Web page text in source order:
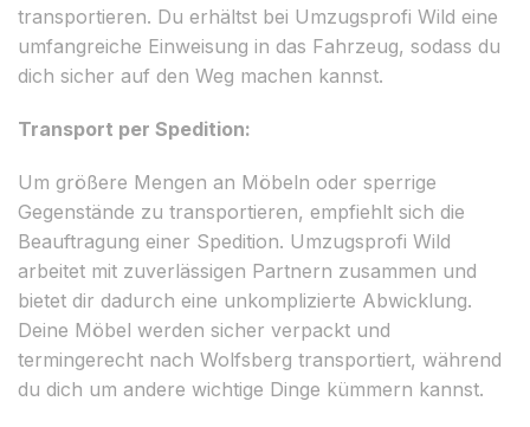
transportieren. Du erhältst bei Umzugsprofi Wild eine
umfangreiche Einweisung in das Fahrzeug, sodass du
dich sicher auf den Weg machen kannst.
Transport per Spedition:
Um größere Mengen an Möbeln oder sperrige
Gegenstände zu transportieren, empfiehlt sich die
Beauftragung einer Spedition. Umzugsprofi Wild
arbeitet mit zuverlässigen Partnern zusammen und
bietet dir dadurch eine unkomplizierte Abwicklung.
Deine Möbel werden sicher verpackt und
termingerecht nach Wolfsberg transportiert, während
du dich um andere wichtige Dinge kümmern kannst.